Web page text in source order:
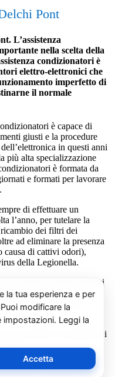
Pont
L’assistenza
nella scelta della
condizionatori è
elettro-elettronici che
imperfetto di
il normale
è capace di
giusti e la procedure
in questi anni
più alta specializzazione
è formata da
e formati per lavorare
di effettuare un
l’anno, per tutelare la
dei filtri dei
ad eliminare la presenza
causa di cattivi odori),
della Legionella.
di assistenza condizionatori
di un nuovo
materia di risparmio
gli obiettivi fondamentali
Delchi Pont